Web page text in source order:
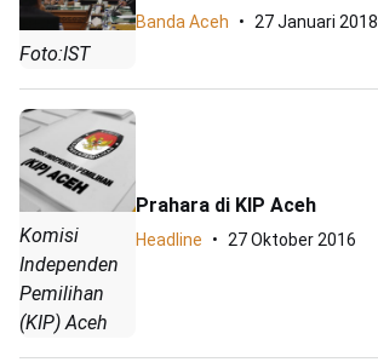
Foto:IST
Banda Aceh 27 Januari 2018
Komisi
Independen
Pemilihan
(KIP) Aceh
Prahara di KIP Aceh
Headline 27 Oktober 2016